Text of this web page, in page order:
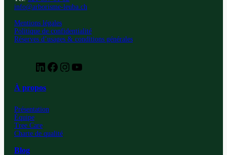
info@arborisme-leuba.ch
Mentions légales
Politique de confidentialité
Réserves d’usages & conditions générales
Retrouvez
Leuba
LinkedIn
Retrouvez
Leuba
Retrouvez
Leuba
À propos
Présentation
Équipe
Tree Care
Charte de qualité
Blog